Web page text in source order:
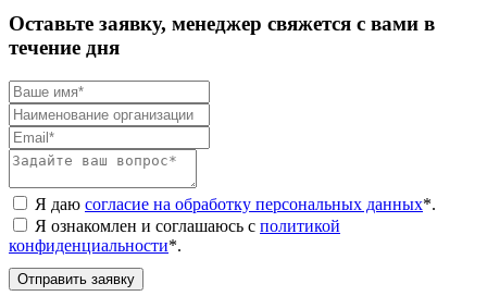
Оставьте заявку, менеджер свяжется с вами в
течение дня
Я даю согласие на обработку персональных данных*.
Я ознакомлен и соглашаюсь с политикой
конфиденциальности*.
Отправить заявку